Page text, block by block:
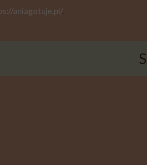
PIECZYWO
aniagotuje.pl/.